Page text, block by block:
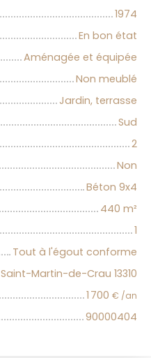
1974
En bon état
Aménagée et équipée
Non meublé
Jardin, terrasse
Sud
2
Non
Béton 9x4
440 m²
1
Tout à l'égout conforme
Saint-Martin-de-Crau 13310
1 700 € /an
90000404